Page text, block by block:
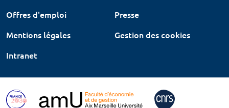
Offres d'emploi
Presse
Mentions légales
Gestion des cookies
Intranet